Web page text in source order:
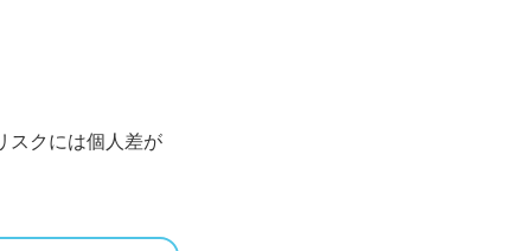
スクには個人差が